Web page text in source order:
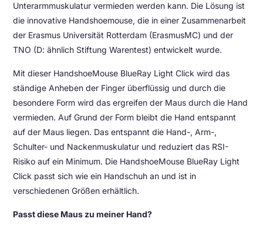
Unterarmmuskulatur vermieden werden kann. Die Lösung ist
die innovative Handshoemouse, die in einer Zusammenarbeit
der Erasmus Universität Rotterdam (ErasmusMC) und der
TNO (D: ähnlich Stiftung Warentest) entwickelt wurde.
Mit dieser HandshoeMouse BlueRay Light Click wird das
ständige Anheben der Finger überflüssig und durch die
besondere Form wird das ergreifen der Maus durch die Hand
vermieden. Auf Grund der Form bleibt die Hand entspannt
auf der Maus liegen. Das entspannt die Hand-, Arm-,
Schulter- und Nackenmuskulatur und reduziert das RSI-
Risiko auf ein Minimum. Die HandshoeMouse BlueRay Light
Click passt sich wie ein Handschuh an und ist in
verschiedenen Größen erhältlich.
Passt diese Maus zu meiner Hand?